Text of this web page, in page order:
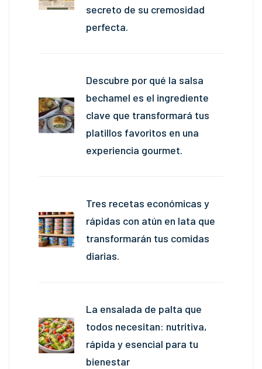
secreto de su cremosidad
perfecta.
Descubre por qué la salsa
bechamel es el ingrediente
clave que transformará tus
platillos favoritos en una
experiencia gourmet.
Tres recetas económicas y
rápidas con atún en lata que
transformarán tus comidas
diarias.
La ensalada de palta que
todos necesitan: nutritiva,
rápida y esencial para tu
bienestar